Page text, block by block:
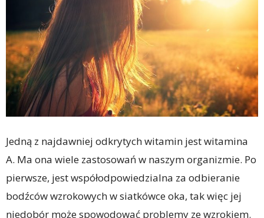
Jedną z najdawniej odkrytych witamin jest witamina
A. Ma ona wiele zastosowań w naszym organizmie. Po
pierwsze, jest współodpowiedzialna za odbieranie
bodźców wzrokowych w siatkówce oka, tak więc jej
niedobór może spowodować problemy ze wzrokiem.